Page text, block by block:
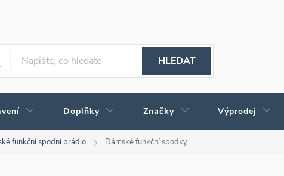
obchodní podmínky
HLEDAT
Doplňky Značky Výprodej
funkční spodní prádlo Dámské funkční spodky